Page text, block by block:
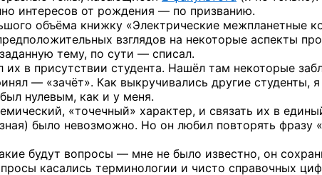
интересов от рождения — по призванию.
объёма книжку «Электрические межпланетные
взглядов на некоторые аспекты
тему, по сути — списал.
в присутствии студента. Нашёл там некоторые
— «зачёт». Как выкручивались другие студенты,
нулевым, как и у меня.
«точечный» характер, и связать их в
было невозможно. Но он любил повторять фразу
будут вопросы — мне не было известно, он
касались терминологии и чисто справочных